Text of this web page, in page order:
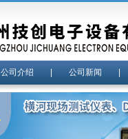
公司介绍 公司新闻